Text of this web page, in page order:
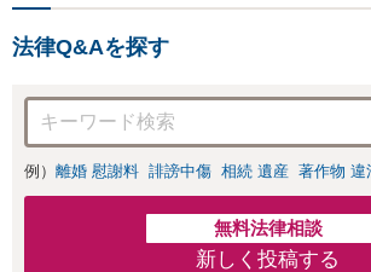
法律Q&Aを探す
例） 離婚 慰謝料 誹謗中傷 相続 遺産 著作物 違
無料法律相談
新しく投稿する